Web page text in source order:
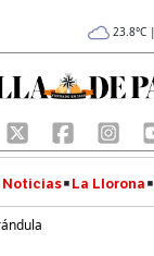
23.8°C
La Llorona